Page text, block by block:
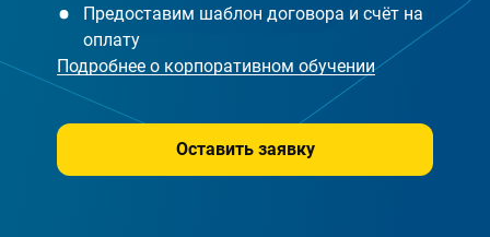
Предоставим шаблон договора и счёт на
оплату
Подробнее о корпоративном обучении
Оставить заявку